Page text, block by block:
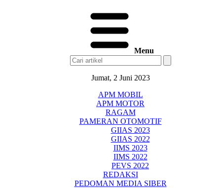
Menu
Jumat, 2 Juni 2023
APM MOBIL
APM MOTOR
RAGAM
PAMERAN OTOMOTIF
GIIAS 2023
GIIAS 2022
IIMS 2023
IIMS 2022
PEVS 2022
REDAKSI
PEDOMAN MEDIA SIBER